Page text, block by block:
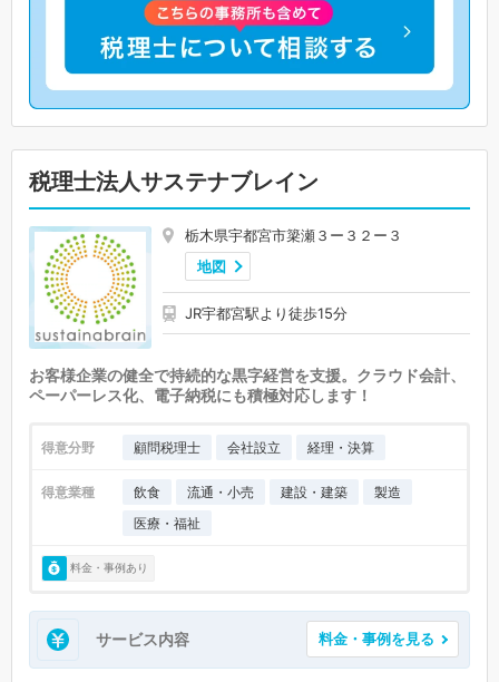
税理士法人サステナブレイン
栃木県宇都宮市簗瀬３ー３２ー３
地図
JR宇都宮駅より徒歩15分
お客様企業の健全で持続的な黒字経営を支援。クラウド会計、
ペーパーレス化、電子納税にも積極対応します！
得意分野 顧問税理士 会社設立 経理・決算
得意業種 飲食 流通・小売 建設・建築
製造
医療・福祉
料金・事例あり
サービス内容 料金・事例を見る